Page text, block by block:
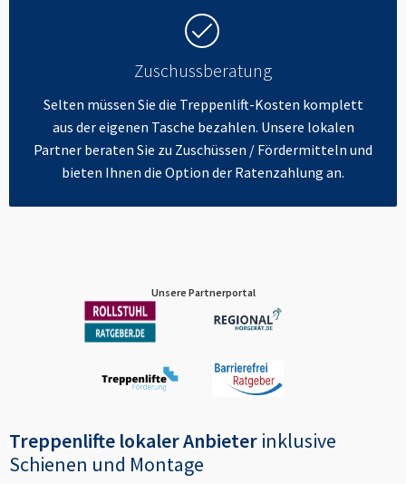
Zuschussberatung
Selten müssen Sie die Treppenlift-Kosten komplett
aus der eigenen Tasche bezahlen. Unsere lokalen
Partner beraten Sie zu Zuschüssen / Fördermitteln und
bieten Ihnen die Option der Ratenzahlung an.
Unsere Partnerportal
Treppenlifte lokaler Anbieter inklusive
Schienen und Montage